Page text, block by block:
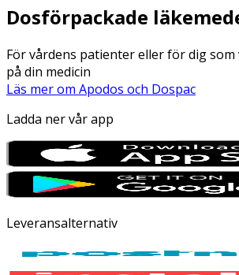
Dosförpackade
För vårdens patienter eller för dig
på din medicin
Läs mer om Apodos och Dospac
Ladda ner vår app
Leveransalternativ